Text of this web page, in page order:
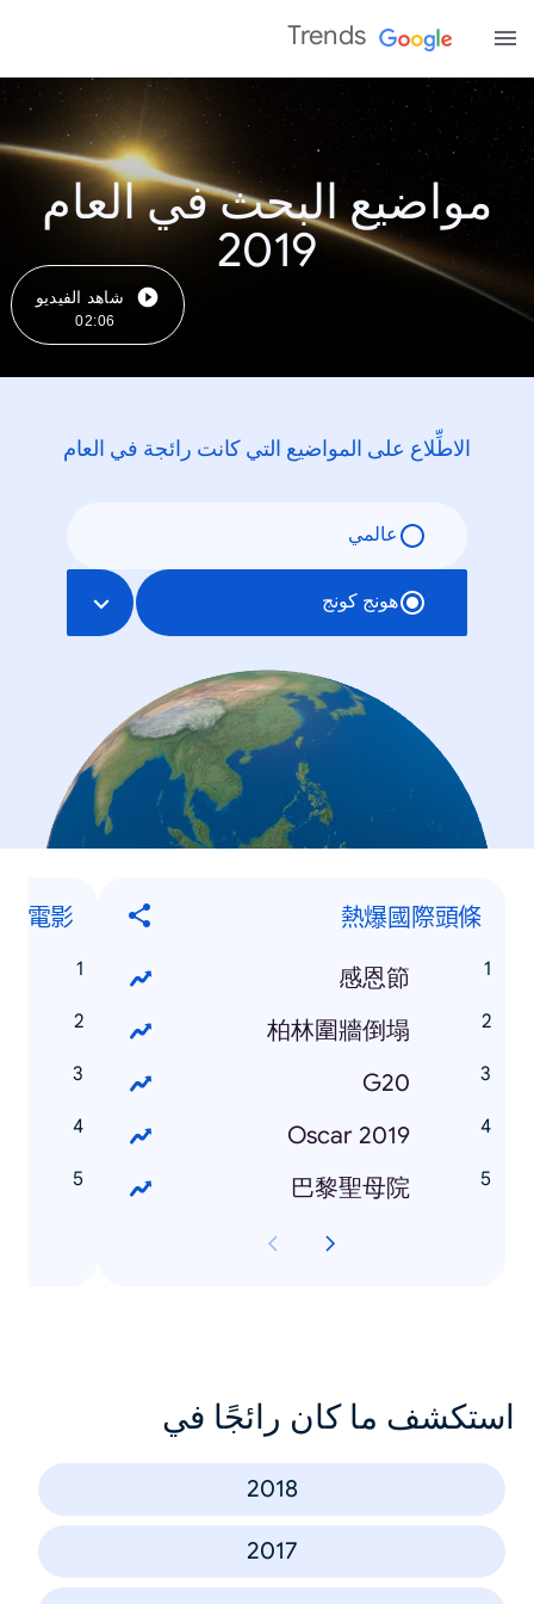
Trends
مواضيع البحث في العام
2019
شاهد الفيديو
02:06
الاطِّلاع على المواضيع التي كانت رائجة في العام
عالمي
هونج كونج
熱爆國際頭條
感恩節
柏林圍牆倒塌
G20
Oscar 2019
巴黎聖母院
電影
استكشف ما كان رائجًا في
2018
2017